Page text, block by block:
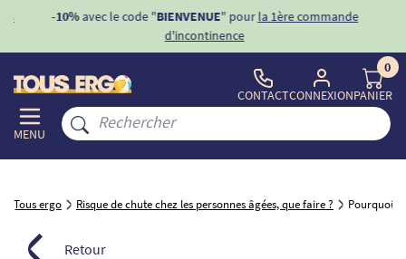
-10%avec le code "BIENVENUE" pourla 1ère commande
d'incontinence
MENU
CONTACTCONNEXION
0
PANIER
Tous ergo Risque de chute chez les personnes âgées, que faire ? Pourquoi
Retour